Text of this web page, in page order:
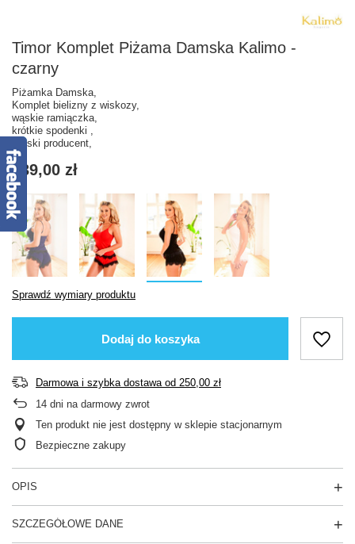
Timor Komplet Piżama Damska Kalimo -
czarny
Piżamka Damska,
Komplet bielizny z wiskozy,
wąskie ramiączka,
krótkie spodenki ,
Polski producent,
139,00 zł
Sprawdź wymiary produktu
Dodaj do koszyka
Darmowa i szybka dostawaod 250,00 zł
14 dni na darmowy zwrot
Ten produkt nie jest dostępny w sklepie stacjonarnym
Bezpieczne zakupy
OPIS
SZCZEGÓŁOWE DANE